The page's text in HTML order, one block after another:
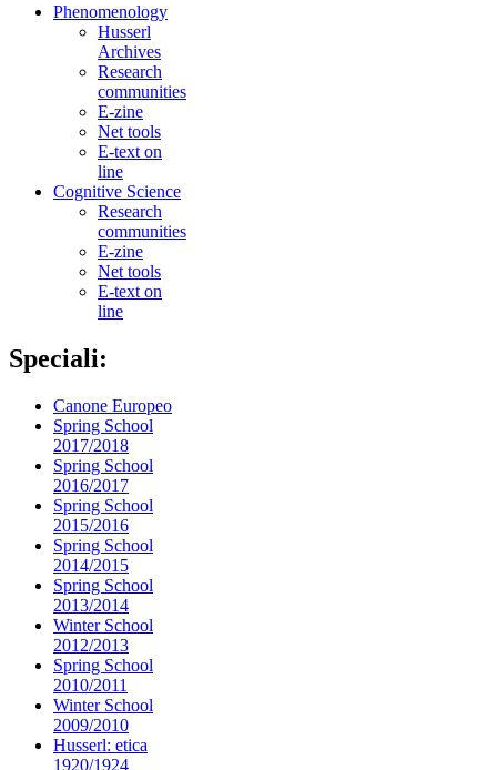
Phenomenology
Husserl
Archives
Research
communities
E-zine
Net tools
E-text on
line
Cognitive Science
Research
communities
E-zine
Net tools
E-text on
line
Speciali:
Canone Europeo
Spring School
2017/2018
Spring School
2016/2017
Spring School
2015/2016
Spring School
2014/2015
Spring School
2013/2014
Winter School
2012/2013
Spring School
2010/2011
Winter School
2009/2010
Husserl: etica
1920/1924